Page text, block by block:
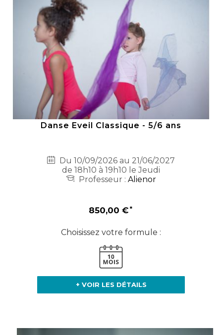
Danse Eveil Classique - 5/6 ans
Du 10/09/2026 au 21/06/2027
de 18h10 à 19h10 le Jeudi
Professeur : Alienor
850,00 €
Choisissez votre formule :
+ VOIR LES DÉTAILS